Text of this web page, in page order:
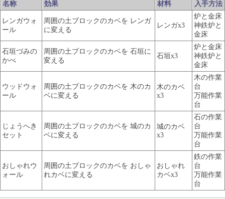
名称 効果 材料 入手方法
レンガウォ
ール
周囲の土ブロックのカベを レンガ
に変える
レンガx3
炉と金床
神鉄炉と
金床
石垣づみの
かべ
周囲の土ブロックのカベを 石垣に
変える
石垣x3
炉と金床
神鉄炉と
金床
ウッドウォ
ール
周囲の土ブロックのカベを 木のカ
ベに変える
木のカベ
x3
木の作業
台
万能作業
台
じょうへき
セット
周囲の土ブロックのカベを 城のカ
ベに変える
城のカベ
x3
石の作業
台
万能作業
台
おしゃれウ
ォール
周囲の土ブロックのカベを おしゃ
れカベに変える
おしゃれ
カベx3
鉄の作業
台
万能作業
台